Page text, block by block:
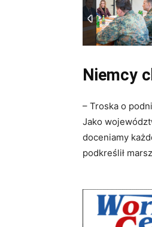
Niemcy
– Troska o
Jako
doceniamy
podkreślił